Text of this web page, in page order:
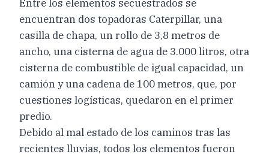
Entre los elementos secuestrados se
encuentran dos topadoras Caterpillar, una
casilla de chapa, un rollo de 3,8 metros de
ancho, una cisterna de agua de 3.000 litros, otra
cisterna de combustible de igual capacidad, un
camión y una cadena de 100 metros, que, por
cuestiones logísticas, quedaron en el primer
predio.
Debido al mal estado de los caminos tras las
recientes lluvias, todos los elementos fueron